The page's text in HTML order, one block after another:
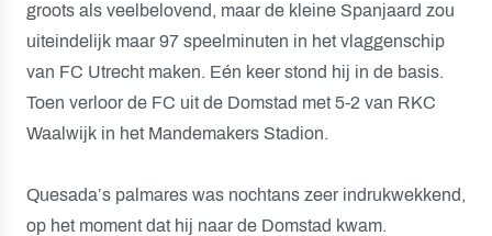
groots als veelbelovend, maar de kleine Spanjaard zou
uiteindelijk maar 97 speelminuten in het vlaggenschip
van FC Utrecht maken. Eén keer stond hij in de basis.
Toen verloor de FC uit de Domstad met 5-2 van RKC
Waalwijk in het Mandemakers Stadion.
Quesada’s palmares was nochtans zeer indrukwekkend,
op het moment dat hij naar de Domstad kwam.